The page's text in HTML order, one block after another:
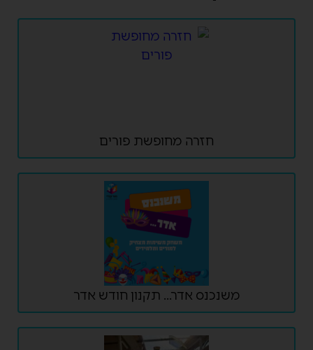
חזרה מחופשת פורים
משנכנס אדר... תקנון חודש אדר